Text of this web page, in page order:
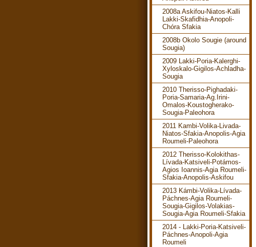
2008a Askifou-Niatos-Kalli
Lakki-Skafidhia-Anopoli-
Chóra Sfakia
2008b Okolo Sougie (around
Sougia)
2009 Lakki-Poria-Kalerghi-
Xyloskalo-Gigilos-Achladha-
Sougia
2010 Therisso-Pighadaki-
Poria-Samaria-Ag.Irini-
Omalos-Koustogherako-
Sougia-Paleohora
2011 Kambi-Volika-Livada-
Niatos-Sfakia-Anopolis-Agia
Roumeli-Paleohora
2012 Therisso-Kolokithas-
Lívada-Katsiveli-Potámos-
Agios Ioannis-Agia Roumeli-
Sfakia-Anopolis-Askifou
2013 Kámbi-Volika-Lívada-
Páchnes-Agia Roumeli-
Sougia-Gigilos-Volakias-
Sougia-Agia Roumeli-Sfakia
2014 - Lakki-Poria-Katsiveli-
Páchnes-Anopoli-Agia
Roumeli